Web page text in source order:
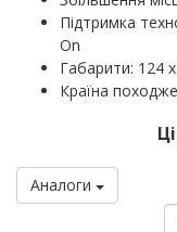
Підтримка
On
Габарити: 124
Країна
Аналоги